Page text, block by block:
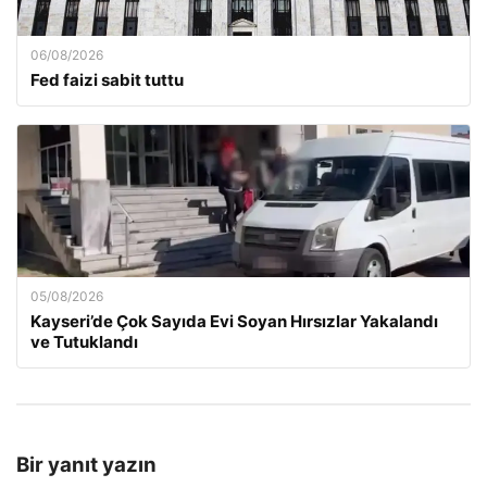
06/08/2026
Fed faizi sabit tuttu
05/08/2026
Kayseri’de Çok Sayıda Evi Soyan Hırsızlar Yakalandı
ve Tutuklandı
Bir yanıt yazın